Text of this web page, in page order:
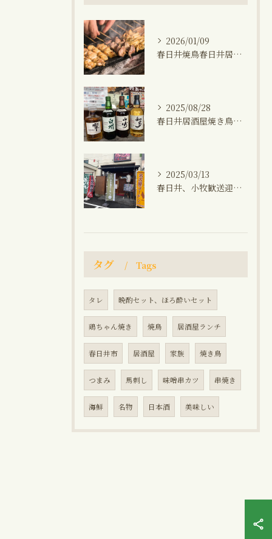
2026/01/09
春日井焼鳥春日井居酒屋海鮮おでん鍋晩ご飯おつまみ
2025/08/28
春日井居酒屋焼き鳥小牧生秋刀魚プレミアムウィスキー(山崎、知多、白州、響)飲み会1人飲み晩ご飯
2025/03/13
春日井、小牧歓送迎会飲み放題コース、焼き鳥、馬刺し、生ビール、角ハイボール、晩御飯
タグ Tags
タレ 晩酌セット、ほろ酔いセット
鶏ちゃん焼き 焼鳥 居酒屋ランチ
春日井市 居酒屋 家族 焼き鳥
つまみ 馬刺し 味噌串カツ 串焼き
海鮮 名物 日本酒 美味しい